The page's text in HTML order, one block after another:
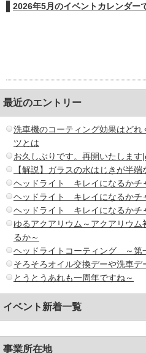
2026年5月のイベントカレンダー
最近のエントリー
洗車機のコーティング効果はど
ツとは
お久しぶりです。再開いたします
【解説】ガラスの水はじきが半
ヘッドライト キレイになるかチ
ヘッドライト キレイになるか
ヘッドライト キレイになるかチ
ゆるアクアリウム～アクアリウ
るか～
ヘッドライトコーティング ～第
そろそろオイル交換デーや洗車デ
とうとうあれも一周年ですね～
イベント新着一覧
事業所在地